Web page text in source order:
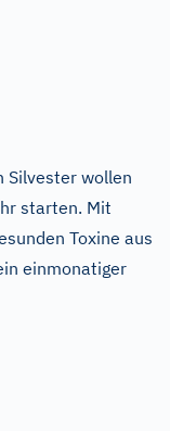
Silvester wollen
starten. Mit
Toxine aus
einmonatiger